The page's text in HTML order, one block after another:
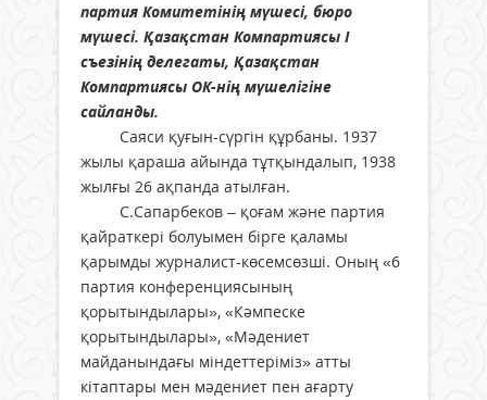
партия Комитетінің мүшесі, бюро
мүшесі. Қазақстан Компартиясы І
съезінің делегаты, Қазақстан
Компартиясы ОК-нің мүшелігіне
сайланды.
Саяси қуғын-сүргін құрбаны. 1937
жылы қараша айында тұтқындалып, 1938
жылғы 26 ақпанда атылған.
С.Сапарбеков – қоғам және партия
қайраткері болуымен бірге қаламы
қарымды журналист-көсемсөзші. Оның «6
партия конференциясының
қорытындылары», «Кәмпеске
қорытындылары», «Мәдениет
майданындағы міндеттеріміз» атты
кітаптары мен мәдениет пен ағарту